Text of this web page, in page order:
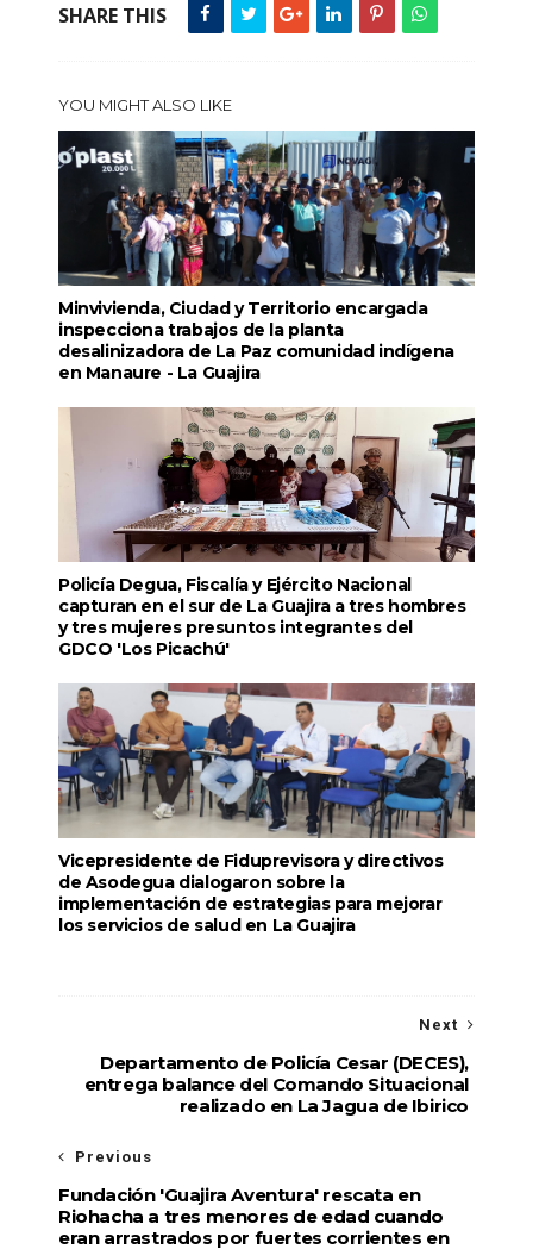
SHARE THIS
YOU MIGHT ALSO LIKE
Minvivienda, Ciudad y Territorio encargada
inspecciona trabajos de la planta
desalinizadora de La Paz comunidad indígena
en Manaure - La Guajira
Policía Degua, Fiscalía y Ejército Nacional
capturan en el sur de La Guajira a tres hombres
y tres mujeres presuntos integrantes del
GDCO 'Los Picachú'
Vicepresidente de Fiduprevisora y directivos
de Asodegua dialogaron sobre la
implementación de estrategias para mejorar
los servicios de salud en La Guajira
Next
Departamento de Policía Cesar (DECES),
entrega balance del Comando Situacional
realizado en La Jagua de Ibirico
Previous
Fundación 'Guajira Aventura' rescata en
Riohacha a tres menores de edad cuando
eran arrastrados por fuertes corrientes en